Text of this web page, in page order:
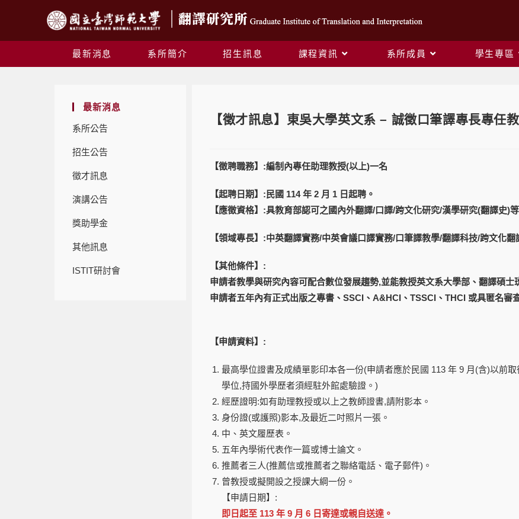
最新消息 系所簡介 招生訊息 課程資訊 系所成員 學生專區
最新消息
系所公告
招生公告
徵才訊息
演講公告
獎助學金
其他訊息
ISTIT研討會
【徵才訊息】東吳大學英文系 – 誠徵口筆譯專長專任
【徵聘職務】:編制內專任助理教授(以上)一名
【起聘日期】:民國 114 年 2 月 1 日起聘。
【應徵資格】:具教育部認可之國內外翻譯/口譯/跨文化研究/漢學研究(翻譯史)
【領域專長】:中英翻譯實務/中英會議口譯實務/口筆譯教學/翻譯科技/跨文化
【其他條件】:
申請者教學與研究內容可配合數位發展趨勢,並能教授英文系大學部、翻譯碩
申請者五年內有正式出版之專書、SSCI、A&HCI、TSSCI、THCI 或具匿名審
【申請資料】:
最高學位證書及成績單影印本各一份(申請者應於民國 113 年 9 月(含)以前取
學位,持國外學歷者須經駐外館處驗證。)
經歷證明:如有助理教授或以上之教師證書,請附影本。
身份證(或護照)影本,及最近二吋照片一張。
中、英文履歷表。
五年內學術代表作一篇或博士論文。
推薦者三人(推薦信或推薦者之聯絡電話、電子郵件)。
曾教授或擬開設之授課大綱一份。
【申請日期】:
即日起至 113 年 9 月 6 日寄達或親自送達。